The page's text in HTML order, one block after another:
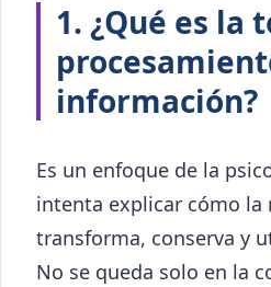
1. ¿Qué es la
información?
Es un enfoque de la
intenta explicar cómo la
transforma, conserva y
No se queda solo en la